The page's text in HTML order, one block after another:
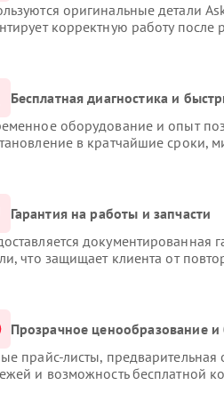
оригинальные детали
корректную работу
Бесплатная диагностика и
оборудование и опыт
в кратчайшие сроки,
Гарантия на работы и запчасти
что защищает клиента от
Прозрачное ценообразование и
прайс-листы, предварительная
и возможность бесплатной